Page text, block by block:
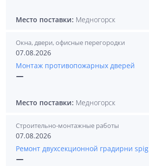
Место поставки: Медногорск
Окна, двери, офисные перегородки
07.08.2026
Монтаж противопожарных дверей
—
Место поставки: Медногорск
Строительно-монтажные работы
07.08.2026
Ремонт двухсекционной градирни spig
—